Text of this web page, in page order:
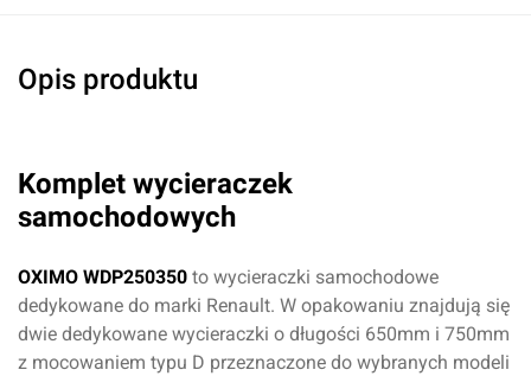
Opis produktu
Komplet wycieraczek
samochodowych
OXIMO WDP250350 to wycieraczki samochodowe
dedykowane do marki Renault. W opakowaniu znajdują się
dwie dedykowane wycieraczki o długości 650mm i 750mm
z mocowaniem typu D przeznaczone do wybranych modeli